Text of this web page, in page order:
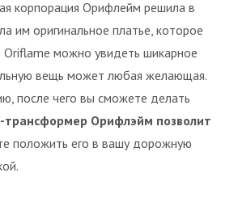
корпорация Орифлейм решила в
им оригинальное платье, которое
Oriflame можно увидеть шикарное
вещь может любая желающая.
после чего вы сможете делать
трансформер Орифлэйм позволит
положить его в вашу дорожную